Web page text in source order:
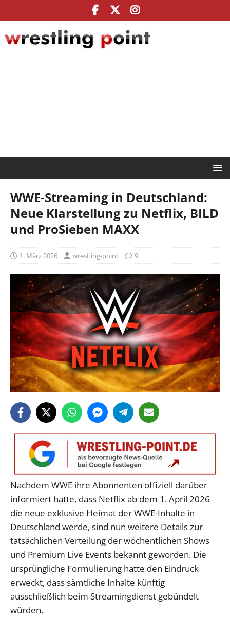
WWE-Streaming in Deutschland:
Neue Klarstellung zu Netflix, BILD
und ProSieben MAXX
1. März 2026 wrestling-point 9
Nachdem WWE ihre Abonnenten offiziell darüber
informiert hatte, dass Netflix ab dem 1. April 2026
die neue exklusive Heimat der WWE-Inhalte in
Deutschland werde, sind nun weitere Details zur
tatsächlichen Verteilung der wöchentlichen Shows
und Premium Live Events bekannt geworden. Die
ursprüngliche Formulierung hatte den Eindruck
erweckt, dass sämtliche Inhalte künftig
ausschließlich beim Streamingdienst gebündelt
würden.